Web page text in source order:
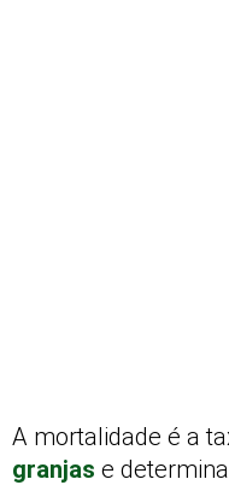
A mortalidade é a
granjas e